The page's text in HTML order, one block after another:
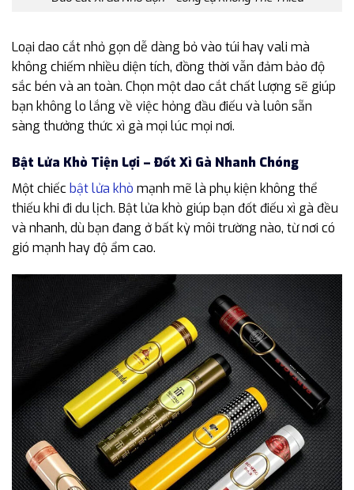
Loại dao cắt nhỏ gọn dễ dàng bỏ vào túi hay vali mà
không chiếm nhiều diện tích, đồng thời vẫn đảm bảo độ
sắc bén và an toàn. Chọn một dao cắt chất lượng sẽ giúp
bạn không lo lắng về việc hỏng đầu điếu và luôn sẵn
sàng thưởng thức xì gà mọi lúc mọi nơi.
Bật Lửa Khò Tiện Lợi – Đốt Xì Gà Nhanh Chóng
Một chiếc bật lửa khò mạnh mẽ là phụ kiện không thể
thiếu khi đi du lịch. Bật lửa khò giúp bạn đốt điếu xì gà đều
và nhanh, dù bạn đang ở bất kỳ môi trường nào, từ nơi có
gió mạnh hay độ ẩm cao.